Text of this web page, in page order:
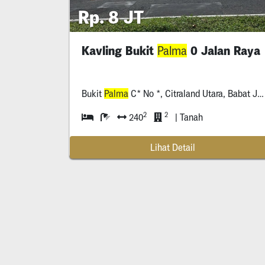
Rp. 8 JT
Kavling Bukit Palma 0 Jalan Raya
Bukit Palma C* No *, Citraland Utara, Babat Jerawat, Pakal, Surabaya
2402 2 | Tanah
Lihat Detail